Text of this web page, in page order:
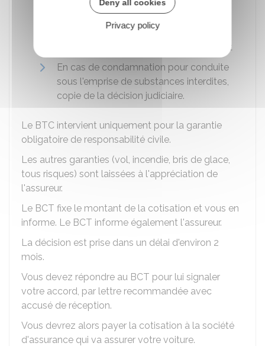
Relevé d'information de l'ancienne
compagnie d'assurance
Dernier avis d'échéance de votre contrat
En cas de condamnation pour conduite
sous l'emprise de substances interdites,
copie de la décision judiciaire.
Le BTC intervient uniquement pour la garantie
obligatoire de responsabilité civile.
Les autres garanties (vol, incendie, bris de glace,
tous risques) sont laissées à l'appréciation de
l'assureur.
Le BCT fixe le montant de la cotisation et vous en
informe. Le BCT informe également l'assureur.
La décision est prise dans un délai d'environ 2
mois.
Vous devez répondre au BCT pour lui signaler
votre accord, par lettre recommandée avec
accusé de réception.
Vous devrez alors payer la cotisation à la société
d'assurance qui va assurer votre voiture.
Deny all cookies
Privacy policy